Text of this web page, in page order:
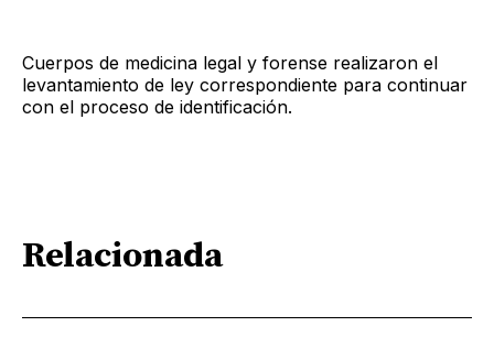
Cuerpos de medicina legal y forense realizaron el
levantamiento de ley correspondiente para continuar
con el proceso de identificación.
Relacionada